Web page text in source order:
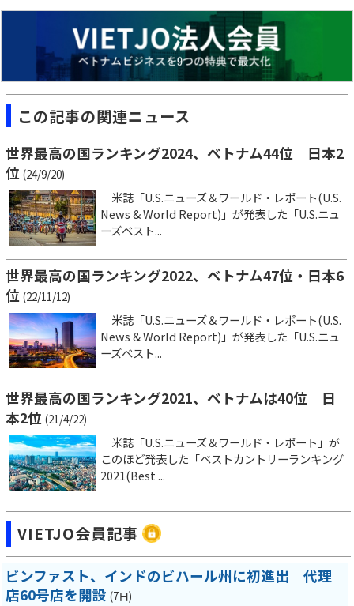
この記事の関連ニュース
世界最高の国ランキング2024、ベトナム44位 日本2
位 (24/9/20)
米誌「U.S.ニューズ＆ワールド・レポート(U.S.
News & World Report)」が発表した「U.S.ニュ
ーズベスト...
世界最高の国ランキング2022、ベトナム47位・日本6
位 (22/11/12)
米誌「U.S.ニューズ＆ワールド・レポート(U.S.
News & World Report)」が発表した「U.S.ニュ
ーズベスト...
世界最高の国ランキング2021、ベトナムは40位 日
本2位 (21/4/22)
米誌「U.S.ニューズ＆ワールド・レポート」が
このほど発表した「ベストカントリーランキング
2021(Best ...
VIETJO会員記事
ビンファスト、インドのビハール州に初進出 代理
店60号店を開設 (7日)